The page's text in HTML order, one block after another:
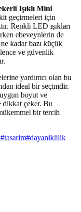
Işıklı Mini
geçirmeleri için
Renkli LED ışıkları
ebeveynlerin de
kadar bazı küçük
ve güvenlik
yardımcı olan bu
ideal bir seçimdir.
boyut ve
dikkat çeker. Bu
bir tercih
#tasarim#dayaniklilik